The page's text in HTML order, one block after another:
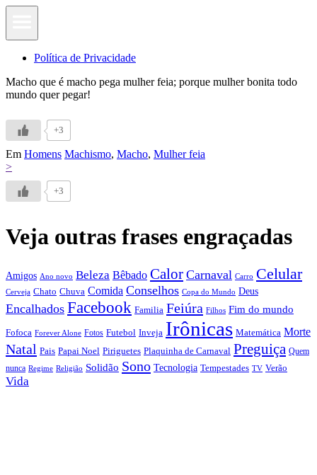
Política de Privacidade
Macho que é macho pega mulher feia; porque mulher bonita todo
mundo quer pegar!
+3
Em Homens Machismo, Macho, Mulher feia
>
+3
Veja outras frases engraçadas
Amigos Ano novo Beleza Bêbado Calor Carnaval Carro Celular
Cerveja Chato Chuva Comida Conselhos Copa do Mundo Deus
Encalhados Facebook Familia Feiúra Filhos Fim do mundo
Fofoca Forever Alone Fotos Futebol Inveja Irônicas Matemática Morte
Natal Pais Papai Noel Piriguetes Plaquinha de Carnaval Preguiça Quem
nunca Regime Religião Solidão Sono Tecnologia Tempestades TV Verão
Vida